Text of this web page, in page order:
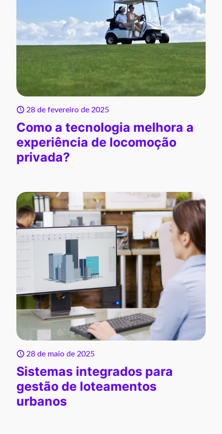
28 de fevereiro de 2025
Como a tecnologia melhora a
experiência de locomoção
privada?
28 de maio de 2025
Sistemas integrados para
gestão de loteamentos
urbanos